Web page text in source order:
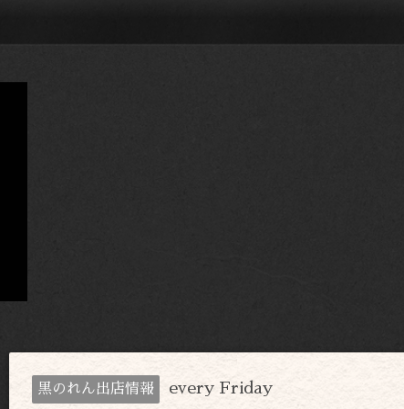
黒のれん出店情報 every Friday